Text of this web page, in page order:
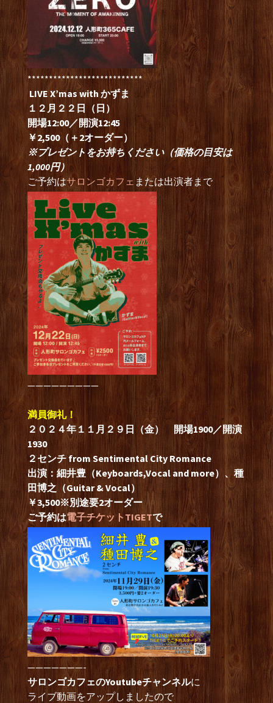
***************************
LIVE X’mas with かずま
１２月２２日（日）
開場12:00／開演12:45
￥2,500（＋2オーダー）
※プレゼントをお持ちください（価格の目安は
1,000円）
ご予約はサロンゴカフェ または出演者まで
—————————
満員御礼！
２０２４年１１月２９日（金） 開場1900／開演
1930
２センチ from Sentimental City Romance
出演：細井豊（Keyboards,Vocal and more）、種
田博之（Guitar & Vocal）
￥3,500※別途要2オーダー
ご予約は電子チケットTIGETで
———————-
サロンゴカフェのYoutubeチャンネルに
ライブ動画をアップしましたので